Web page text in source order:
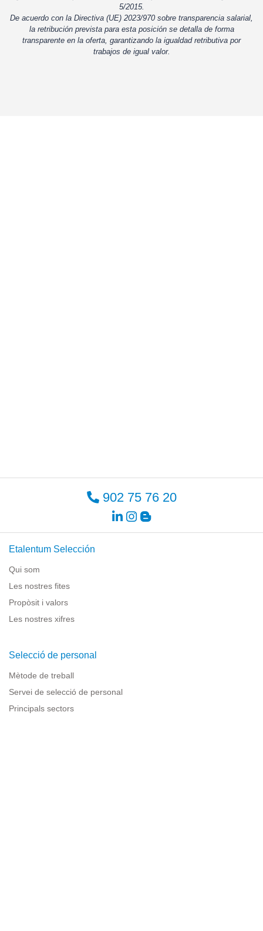
5/2015.
De acuerdo con la Directiva (UE) 2023/970 sobre transparencia salarial,
la retribución prevista para esta posición se detalla de forma
transparente en la oferta, garantizando la igualdad retributiva por
trabajos de igual valor.
902 75 76 20
Etalentum Selección
Qui som
Les nostres fites
Propòsit i valors
Les nostres xifres
Selecció de personal
Mètode de treball
Servei de selecció de personal
Principals sectors